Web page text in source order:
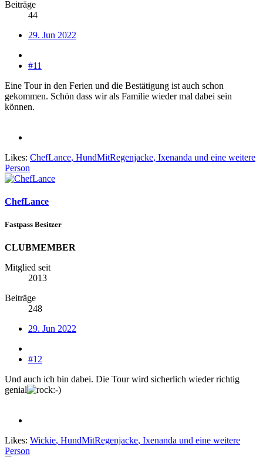
Beiträge
44
29. Jun 2022
#11
Eine Tour in den Ferien und die Bestätigung ist auch schon
gekommen. Schön dass wir als Familie wieder mal dabei sein
können.
Likes: ChefLance, HundMitRegenjacke, Ixenanda und eine weitere
Person
ChefLance
Fastpass Besitzer
CLUBMEMBER
Mitglied seit
2013
Beiträge
248
29. Jun 2022
#12
Und auch ich bin dabei. Die Tour wird sicherlich wieder richtig
genial
Likes: Wickie, HundMitRegenjacke, Ixenanda und eine weitere
Person